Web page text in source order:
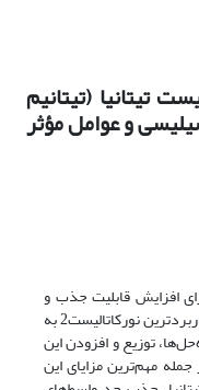
تیتانیا (تیتانیم
و عوامل مؤثر
افزایش قابلیت جذب و
فعالیت نورکاتالیستی1 تیتانیا به عنوان پرکاربردترین نورکاتالیست2 به
توزیع و افزودن این
مهم‌ترین مزایای این